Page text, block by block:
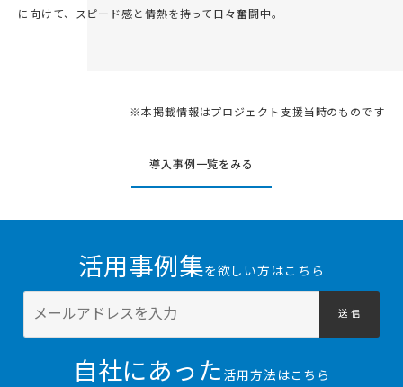
に向けて、スピード感と情熱を持って日々奮闘中。
※本掲載情報はプロジェクト支援当時のものです
導入事例一覧をみる
活用事例集を欲しい方はこちら
送 信
自社にあった 活用方法はこちら